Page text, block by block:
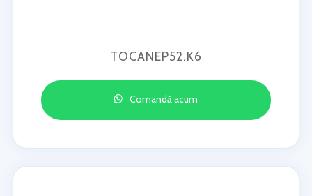
TOCANEP52.K6
Comandă acum